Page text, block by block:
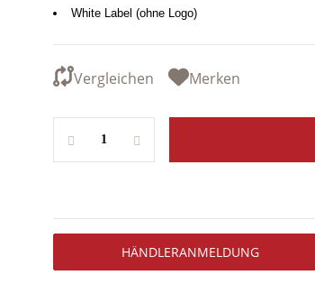
White Label (ohne Logo)
HÄNDLERANMELDUNG